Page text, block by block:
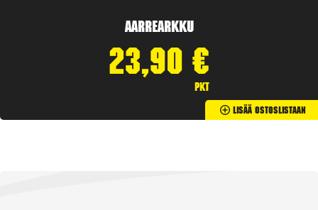
Aarrearkku
23,90 €
pkt
Lisää Ostoslistaan